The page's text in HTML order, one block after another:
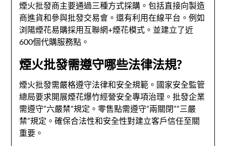
煙火批發商主要通過三種方式採購。包括直接向製造
商進貨和參與批發交易會。還有利用在線平台。例如
浏陽煙花易購採用互聯網+煙花模式。並建立了近
600個代購服務點。
煙火批發需遵守哪些法律法規?
煙火批發需嚴格遵守法律和安全規範。國家安全監管
總局要求開展煙花爆竹經營安全專項治理。批發企業
需遵守”六嚴禁”規定。零售點需遵守”兩關閉””三嚴
禁”規定。確保合法性和安全性對建立客戶信任至關
重要。